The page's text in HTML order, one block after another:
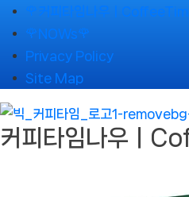
Skip
to
content
🌹커피타임나우ㅣ
🌹NOWs🌹
Privacy Policy
Site Map
커피타임나우ㅣ